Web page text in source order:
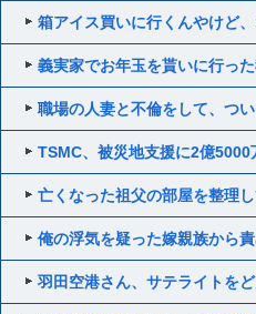
箱アイス買いに行くんやけど
義実家でお年玉を貰いに行っ
職場の人妻と不倫をして、つい
TSMC、被災地支援に2億5000
亡くなった祖父の部屋を整理
俺の浮気を疑った嫁親族から
羽田空港さん、サテライトを